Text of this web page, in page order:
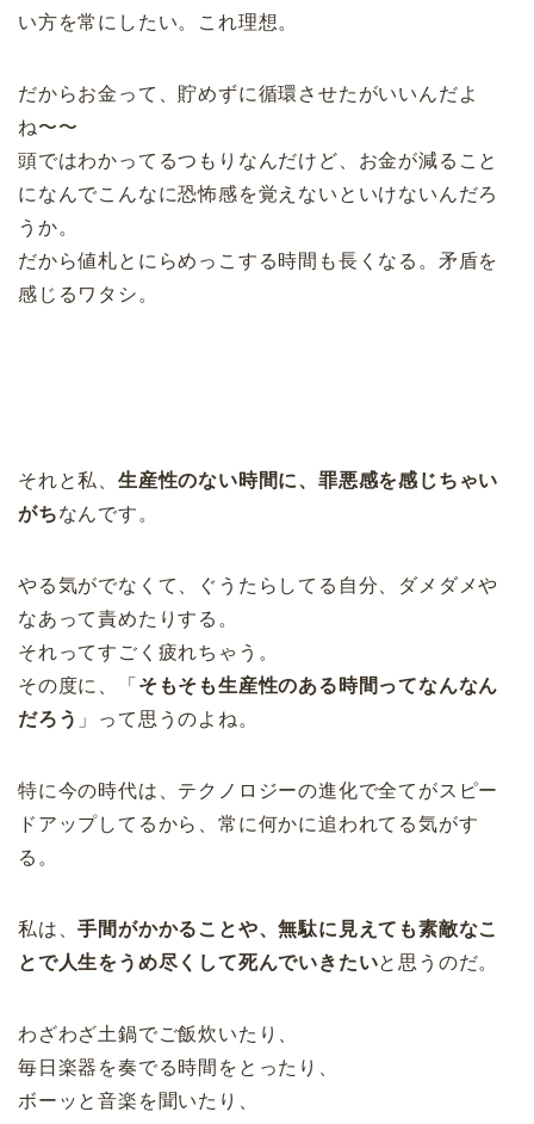
い方を常にしたい。これ理想。
だからお金って、貯めずに循環させたがいいんだよ
ね〜〜
頭ではわかってるつもりなんだけど、お金が減ること
になんでこんなに恐怖感を覚えないといけないんだろ
うか。
だから値札とにらめっこする時間も長くなる。矛盾を
感じるワタシ。
それと私、 生産性のない時間に、罪悪感を感じちゃい
がちなんです。
やる気がでなくて、ぐうたらしてる自分、ダメダメや
なあって責めたりする。
それってすごく疲れちゃう。
その度に、「 そもそも生産性のある時間ってなんなん
だろう 」って思うのよね。
特に今の時代は、テクノロジーの進化で全てがスピー
ドアップしてるから、常に何かに追われてる気がす
る。
私は、手間がかかることや、無駄に見えても素敵なこ
とで人生をうめ尽くして死んでいきたいと思うのだ。
わざわざ土鍋でご飯炊いたり、
毎日楽器を奏でる時間をとったり、
ボーッと音楽を聞いたり、